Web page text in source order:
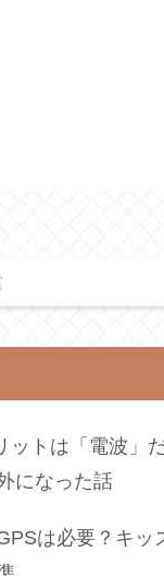
ットは「電波」
になった話
は必要？キッ